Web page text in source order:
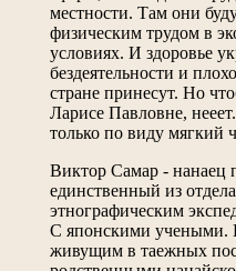
местности. Там они
физическим трудом в
условиях. И здоровье
бездеятельности и
стране принесут. Но
Ларисе Павловне,
только по виду мягкий
Виктор Самар - нанаец
единственный из
этнографическим
С японскими учеными.
живущим в таежных